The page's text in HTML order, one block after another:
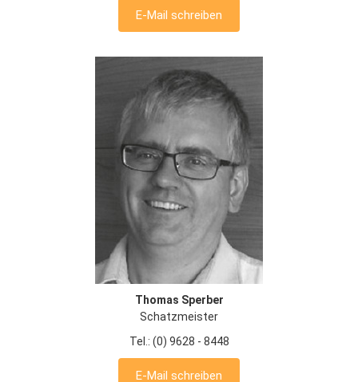
E-Mail schreiben
Thomas Sperber
Schatzmeister
Tel.: (0) 9628 - 8448
E-Mail schreiben